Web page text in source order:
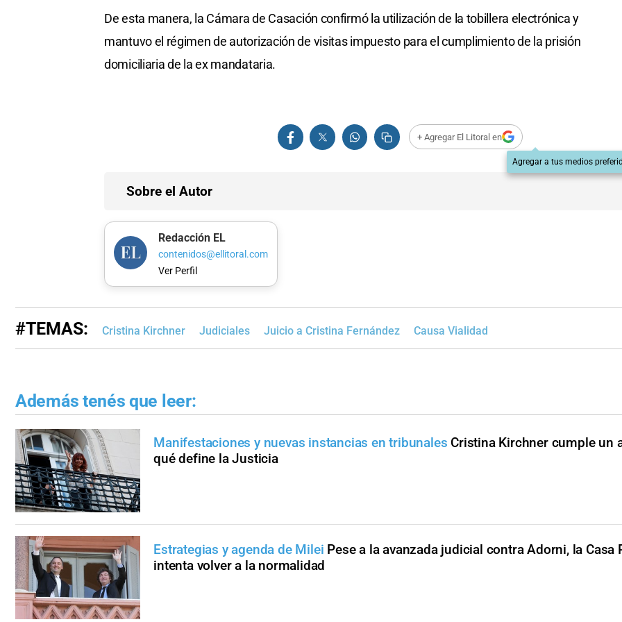
De esta manera, la Cámara de Casación confirmó la utilización de la tobillera electrónica y
mantuvo el régimen de autorización de visitas impuesto para el cumplimiento de la prisión
domiciliaria de la ex mandataria.
+ Agregar El Litoral en
Agregar a tus medios
Sobre el Autor
Redacción EL
contenidos@ellitoral.com
Ver Perfil
#TEMAS: Cristina Kirchner Judiciales Juicio a Cristina Fernández Causa Vialidad
Además tenés que leer:
Manifestaciones y nuevas instancias en tribunales Cristina Kirchner cumple un
qué define la Justicia
Estrategias y agenda de Milei Pese a la avanzada judicial contra Adorni, la Casa
intenta volver a la normalidad